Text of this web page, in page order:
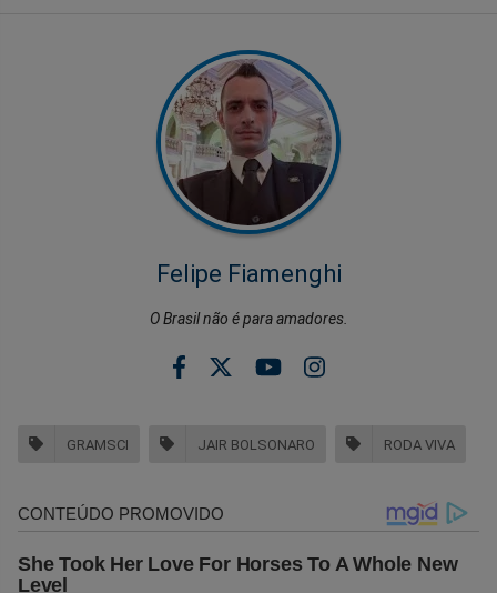
Felipe Fiamenghi
O Brasil não é para amadores.
GRAMSCI JAIR BOLSONARO RODA VIVA